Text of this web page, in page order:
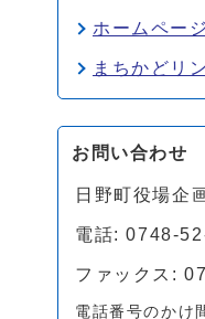
ホームページ
まちかどリ
お問い合わせ
日野町役場企
電話: 0748-
ファックス:
電話番号のかけ